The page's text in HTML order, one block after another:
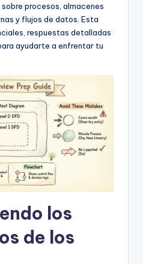
procesos, almacenes
y flujos de datos. Esta
respuestas detalladas
ayudarte a enfrentar tu
los
de los